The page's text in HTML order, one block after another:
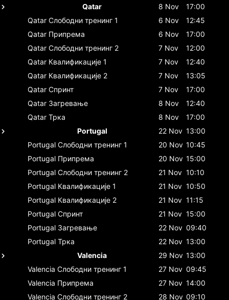
Qatar
8 Nov
17:00
Qatar Слободни тренинг 1 6 Nov
12:45
Qatar Припрема 6 Nov
17:00
Qatar Слободни тренинг 2 7 Nov
12:00
Qatar Квалификације 1 7 Nov
12:40
Qatar Квалификације 2 7 Nov
13:05
Qatar Спринт 7 Nov
17:00
Qatar Загревање 8 Nov
12:40
Qatar Трка 8 Nov
17:00
Portugal
22 Nov 13:00
Portugal Слободни тренинг 1 20 Nov 10:45
Portugal Припрема 20 Nov 15:00
Portugal Слободни тренинг 2 21 Nov 10:10
Portugal Квалификације 1 21 Nov 10:50
Portugal Квалификације 2 21 Nov 11:15
Portugal Спринт 21 Nov 15:00
Portugal Загревање 22 Nov 09:40
Portugal Трка 22 Nov 13:00
Valencia
29 Nov 13:00
Valencia Слободни тренинг 1 27 Nov 09:45
Valencia Припрема 27 Nov 14:00
Valencia Слободни тренинг 2 28 Nov 09:10